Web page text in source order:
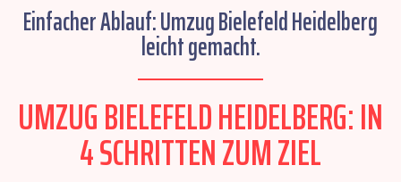
Einfacher Ablauf: Umzug Bielefeld Heidelberg
leicht gemacht.
UMZUG BIELEFELD HEIDELBERG: IN
4 SCHRITTEN ZUM ZIEL